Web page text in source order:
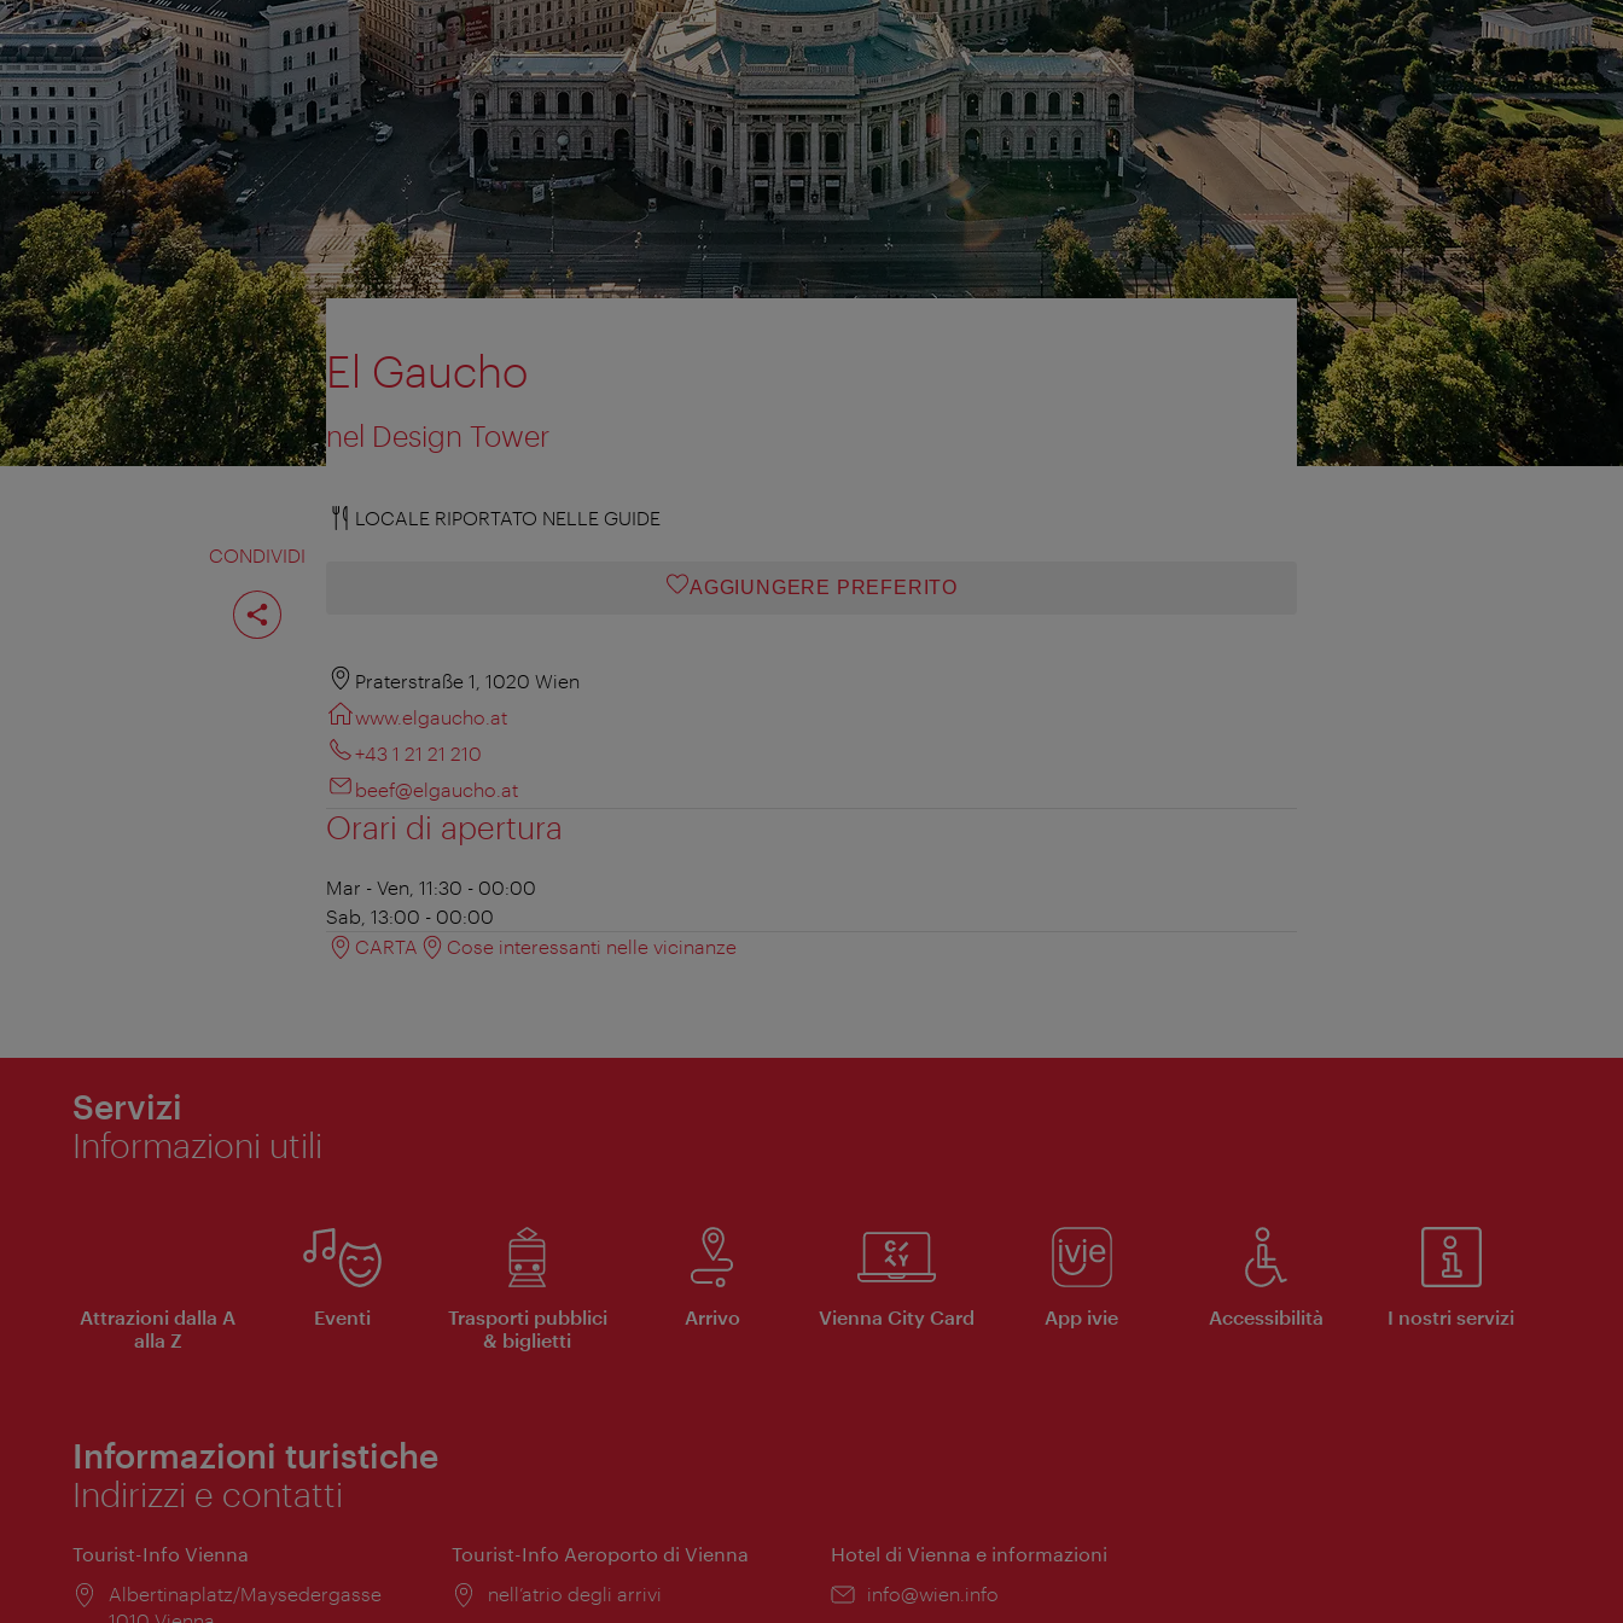
CONDIVIDI
Condividi
pagina
El Gaucho
nel Design Tower
LOCALE RIPORTATO NELLE GUIDE
AGGIUNGERE PREFERITO
Praterstraße 1, 1020 Wien
www.elgaucho.at
+43 1 21 21 210
beef@elgaucho.at
Orari di apertura
Mar - Ven, 11:30 - 00:00
Sab, 13:00 - 00:00
CARTA
Cose interessanti nelle vicinanze
Servizi
Informazioni utili
Attrazioni dalla A
alla Z
Eventi
Trasporti pubblici
& biglietti
Arrivo Vienna City Card App ivie Accessibilità I nostri servizi
Informazioni turistiche
Indirizzi e contatti
Tourist-Info Vienna
Posizione:
Albertinaplatz/Maysedergasse
Tourist-Info Aeroporto di Vienna
Posizione:
nell’atrio degli arrivi
Hotel di Vienna e informazioni
Email:
info@wien.info